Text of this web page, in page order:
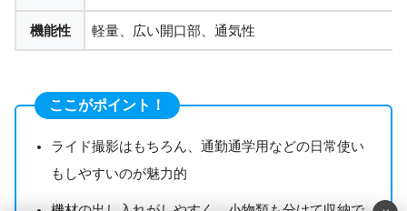
機能性 軽量、広い開口部、通気性
ここがポイント！
ライド撮影はもちろん、通勤通学用などの日常使い
もしやすいのが魅力的